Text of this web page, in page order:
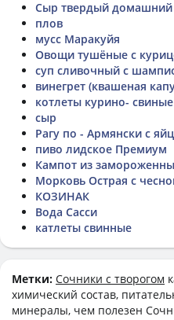
Сыр твердый домашний
плов
мусс Маракуйя
Овощи тушёные с
суп сливочный с
винегрет (квашеная
котлеты курино- свиные
сыр
Рагу по - Армянски с
пиво лидское Премиум
Кампот из
Морковь Острая с
КОЗИНАК
Вода Сасси
катлеты свинные
Метки: Сочники с творогом
химический состав,
минералы, чем полезен